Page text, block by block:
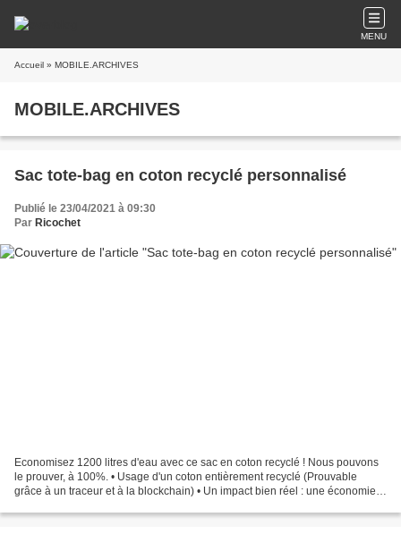
MENU
Accueil » MOBILE.ARCHIVES
MOBILE.ARCHIVES
Sac tote-bag en coton recyclé personnalisé
Publié le 23/04/2021 à 09:30
Par Ricochet
Economisez 1200 litres d'eau avec ce sac en coton recyclé ! Nous pouvons
le prouver, à 100%. • Usage d'un coton entièrement recyclé (Prouvable
grâce à un traceur et à la blockchain) • Un impact bien réel : une économie